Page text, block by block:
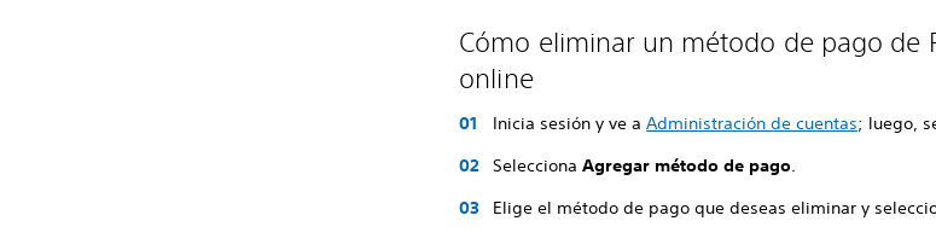
Cómo eliminar un método de pago de
online
Inicia sesión y ve aAdministración de cuentas; luego,
SeleccionaAgregar método de pago.
Elige el método de pago que deseas eliminar y